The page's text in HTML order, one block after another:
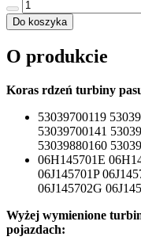
Do koszyka
O produkcie
Koras rdzeń turbiny
53039700119
53039700141
53039880160
06H145701E
06J145701P
06J145702G
Wyżej wymienione
pojazdach: